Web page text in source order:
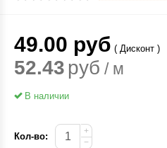
49.00 руб ( Дисконт )
52.43 руб / м
В наличии
Кол-во:
+
−